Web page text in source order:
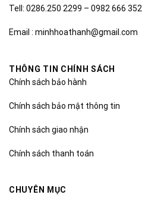
Tell: 0286.250 2299 – 0982 666 352
Email : minhhoathanh@gmail.com
THÔNG TIN CHÍNH SÁCH
Chính sách bảo hành
Chính sách bảo mật thông tin
Chính sách giao nhận
Chính sách thanh toán
CHUYÊN MỤC